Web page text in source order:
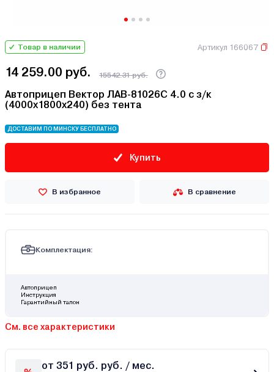
Товар в наличии Артикул 166067
14 259.00 руб. 15542.31 руб.
Автоприцеп Вектор ЛАВ-81026С 4.0 с з/к
(4000х1800х240) без тента
ДОСТАВИМ ПО МИНСКУ БЕСПЛАТНО
Купить
В избранное В сравнение
Комплектация:
Автоприцеп
Инструкция
Гарантийный талон
См. все характеристики
от 351 руб. руб. / мес.